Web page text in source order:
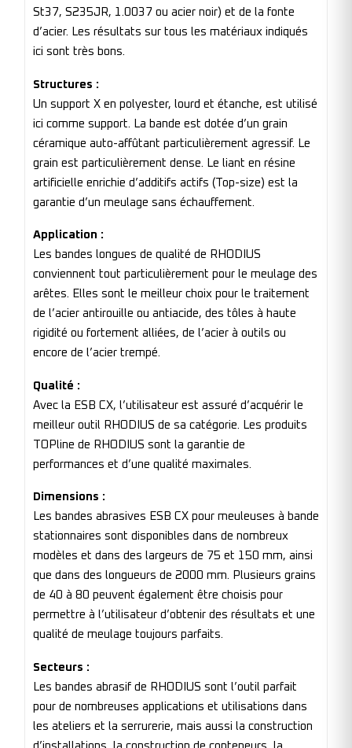
St37, S235JR, 1.0037 ou acier noir) et de la fonte
d’acier. Les résultats sur tous les matériaux indiqués
ici sont très bons.
Structures :
Un support X en polyester, lourd et étanche, est utilisé
ici comme support. La bande est dotée d’un grain
céramique auto-affûtant particulièrement agressif. Le
grain est particulièrement dense. Le liant en résine
artificielle enrichie d’additifs actifs (Top-size) est la
garantie d’un meulage sans échauffement.
Application :
Les bandes longues de qualité de RHODIUS
conviennent tout particulièrement pour le meulage des
arêtes. Elles sont le meilleur choix pour le traitement
de l’acier antirouille ou antiacide, des tôles à haute
rigidité ou fortement alliées, de l’acier à outils ou
encore de l’acier trempé.
Qualité :
Avec la ESB CX, l’utilisateur est assuré d’acquérir le
meilleur outil RHODIUS de sa catégorie. Les produits
TOPline de RHODIUS sont la garantie de
performances et d’une qualité maximales.
Dimensions :
Les bandes abrasives ESB CX pour meuleuses à bande
stationnaires sont disponibles dans de nombreux
modèles et dans des largeurs de 75 et 150 mm, ainsi
que dans des longueurs de 2000 mm. Plusieurs grains
de 40 à 80 peuvent également être choisis pour
permettre à l’utilisateur d’obtenir des résultats et une
qualité de meulage toujours parfaits.
Secteurs :
Les bandes abrasif de RHODIUS sont l’outil parfait
pour de nombreuses applications et utilisations dans
les ateliers et la serrurerie, mais aussi la construction